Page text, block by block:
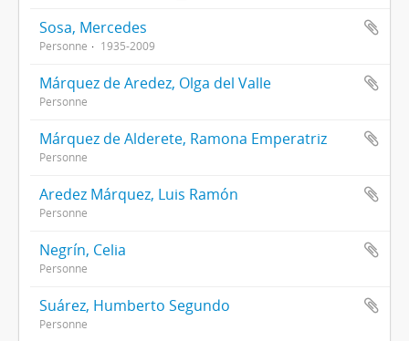
Sosa, Mercedes
Personne 1935-2009
Márquez de Aredez, Olga del Valle
Personne
Márquez de Alderete, Ramona Emperatriz
Personne
Aredez Márquez, Luis Ramón
Personne
Negrín, Celia
Personne
Suárez, Humberto Segundo
Personne